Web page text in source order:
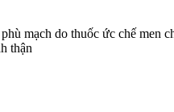
mạch do thuốc ức chế men
thận